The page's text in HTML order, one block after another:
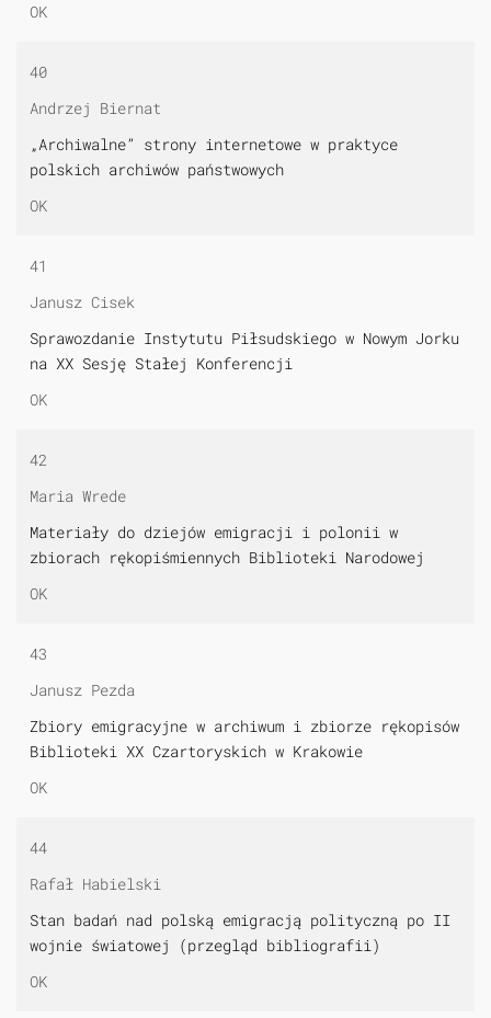
OK
40
Andrzej Biernat
„Archiwalne” strony internetowe w praktyce
polskich archiwów państwowych
OK
41
Janusz Cisek
Sprawozdanie Instytutu Piłsudskiego w Nowym Jorku
na XX Sesję Stałej Konferencji
OK
42
Maria Wrede
Materiały do dziejów emigracji i polonii w
zbiorach rękopiśmiennych Biblioteki Narodowej
OK
43
Janusz Pezda
Zbiory emigracyjne w archiwum i zbiorze rękopisów
Biblioteki XX Czartoryskich w Krakowie
OK
44
Rafał Habielski
Stan badań nad polską emigracją polityczną po II
wojnie światowej (przegląd bibliografii)
OK